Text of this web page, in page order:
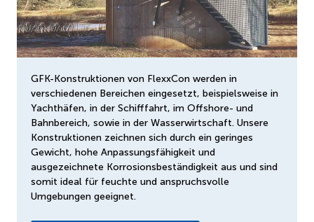
GFK-Konstruktionen von FlexxCon werden in
verschiedenen Bereichen eingesetzt, beispielsweise in
Yachthäfen, in der Schifffahrt, im Offshore- und
Bahnbereich, sowie in der Wasserwirtschaft. Unsere
Konstruktionen zeichnen sich durch ein geringes
Gewicht, hohe Anpassungsfähigkeit und
ausgezeichnete Korrosionsbeständigkeit aus und sind
somit ideal für feuchte und anspruchsvolle
Umgebungen geeignet.